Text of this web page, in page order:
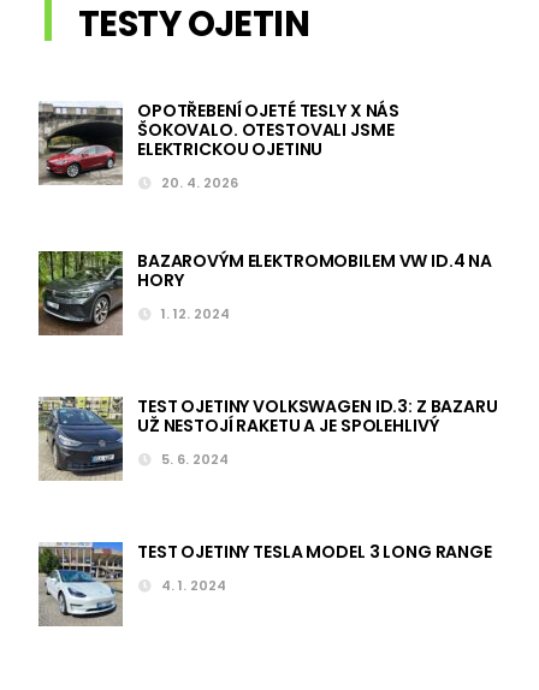
TESTY OJETIN
OPOTŘEBENÍ OJETÉ TESLY X NÁS
ŠOKOVALO. OTESTOVALI JSME
ELEKTRICKOU OJETINU
20. 4. 2026
BAZAROVÝM ELEKTROMOBILEM VW ID.4 NA
HORY
1. 12. 2024
TEST OJETINY VOLKSWAGEN ID.3: Z BAZARU
UŽ NESTOJÍ RAKETU A JE SPOLEHLIVÝ
5. 6. 2024
TEST OJETINY TESLA MODEL 3 LONG RANGE
4. 1. 2024